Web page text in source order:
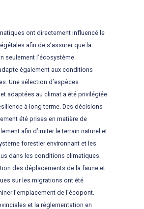
ont directement influencé le
afin de s’assurer que la
seulement l’écosystème
également aux conditions
Une sélection d’espèces
adaptées au climat a été privilégiée
à long terme. Des décisions
été prises en matière de
afin d’imiter le terrain naturel et
forestier environnant et les
dans les conditions climatiques
des déplacements de la faune et
sur les migrations ont été
l’emplacement de l’écopont.
et la réglementation en